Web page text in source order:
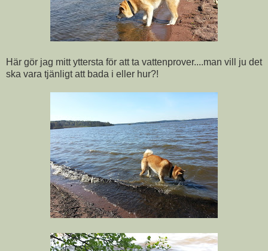
Här gör jag mitt yttersta för att ta vattenprover....man vill ju det
ska vara tjänligt att bada i eller hur?!